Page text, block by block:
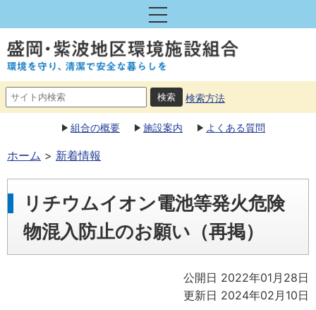
検索方法
組合の概要 施設案内 よくある質問
ホーム 新着情報
リチウムイオン電池等発火危険
物混入防止のお願い（再掲）
公開日 2022年01月28日
更新日 2024年02月10日